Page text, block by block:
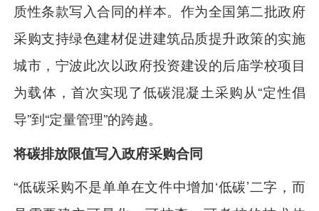
质性条款写入合同的样本。作为全国第二批政府
采购支持绿色建材促进建筑品质提升政策的实施
城市，宁波此次以政府投资建设的后庙学校项目
为载体，首次实现了低碳混凝土采购从“定性倡
导”到“定量管理”的跨越。
将碳排放限值写入政府采购合同
“低碳采购不是单单在文件中增加‘低碳’二字，而